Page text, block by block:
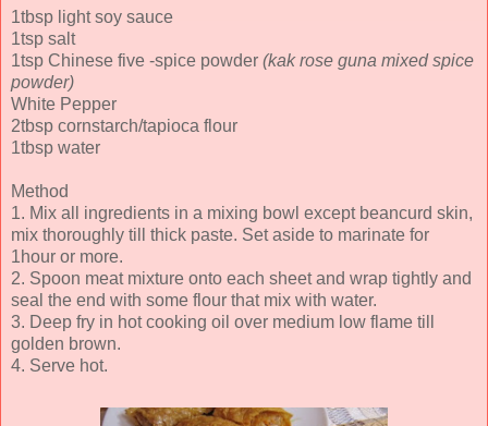
1tbsp light soy sauce
1tsp salt
1tsp Chinese five -spice powder (kak rose guna mixed spice
powder)
White Pepper
2tbsp cornstarch/tapioca flour
1tbsp water
Method
1. Mix all ingredients in a mixing bowl except beancurd skin,
mix thoroughly till thick paste. Set aside to marinate for
1hour or more.
2. Spoon meat mixture onto each sheet and wrap tightly and
seal the end with some flour that mix with water.
3. Deep fry in hot cooking oil over medium low flame till
golden brown.
4. Serve hot.